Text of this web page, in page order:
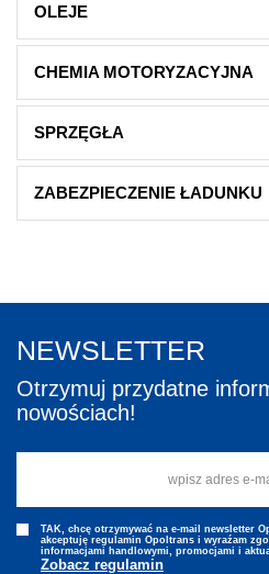
OLEJE
CHEMIA MOTORYZACYJNA
SPRZĘGŁA
ZABEZPIECZENIE ŁADUNKU
NEWSLETTER
Otrzymuj przydatne
nowościach!
TAK, chcę otrzymywać na e-mail newsletter
akceptuję regulamin Opoltrans i wyraźam
informacjami handlowymi, promocjami i
Zobacz regulamin